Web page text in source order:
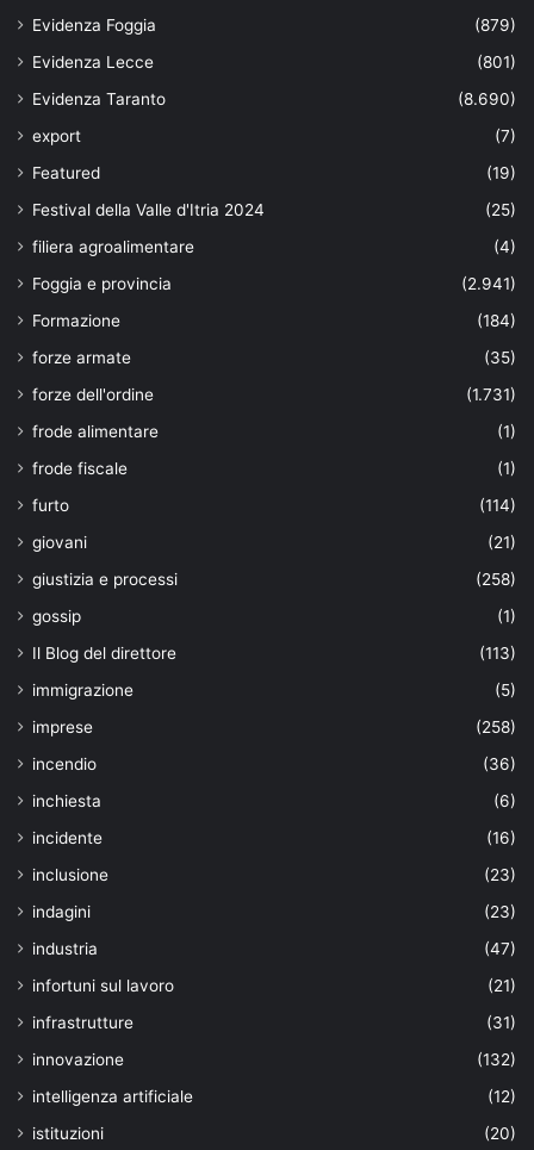
Evidenza Foggia
(879)
Evidenza Lecce
(801)
Evidenza Taranto
(8.690)
export
(7)
Featured
(19)
Festival della Valle d'Itria 2024
(25)
filiera agroalimentare
(4)
Foggia e provincia
(2.941)
Formazione
(184)
forze armate
(35)
forze dell'ordine
(1.731)
frode alimentare
(1)
frode fiscale
(1)
furto
(114)
giovani
(21)
giustizia e processi
(258)
gossip
(1)
Il Blog del direttore
(113)
immigrazione
(5)
imprese
(258)
incendio
(36)
inchiesta
(6)
incidente
(16)
inclusione
(23)
indagini
(23)
industria
(47)
infortuni sul lavoro
(21)
infrastrutture
(31)
innovazione
(132)
intelligenza artificiale
(12)
istituzioni
(20)